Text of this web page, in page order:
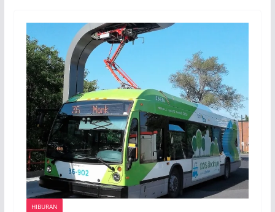
HIBURAN